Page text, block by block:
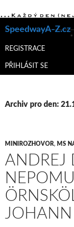
SpeedwayA-Z.cz
K
WEBU
REGISTRACE
PŘIHLÁSIT SE
Archiv pro den:
MINIROZHOVOR, MS
ANDREJ